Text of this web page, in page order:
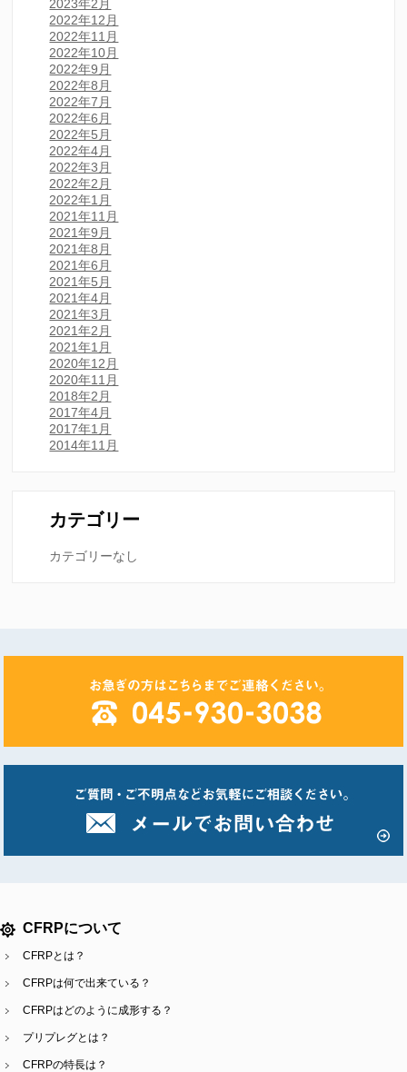
2023年2月
2022年12月
2022年11月
2022年10月
2022年9月
2022年8月
2022年7月
2022年6月
2022年5月
2022年4月
2022年3月
2022年2月
2022年1月
2021年11月
2021年9月
2021年8月
2021年6月
2021年5月
2021年4月
2021年3月
2021年2月
2021年1月
2020年12月
2020年11月
2018年2月
2017年4月
2017年1月
2014年11月
カテゴリー
カテゴリーなし
CFRPについて
CFRPとは？
CFRPは何で出来ている？
CFRPはどのように成形する？
プリプレグとは？
CFRPの特長は？